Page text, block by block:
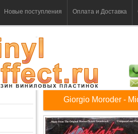
Новые поступления Оплата и Доставка
Giorgio Moroder -